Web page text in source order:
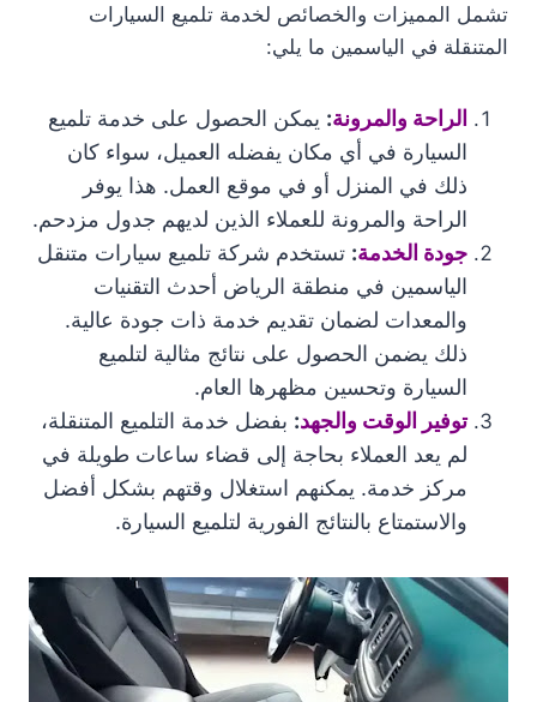
تشمل المميزات والخصائص لخدمة تلميع السيارات
المتنقلة في الياسمين ما يلي:
الراحة والمرونة: يمكن الحصول على خدمة تلميع
السيارة في أي مكان يفضله العميل، سواء كان
ذلك في المنزل أو في موقع العمل. هذا يوفر
الراحة والمرونة للعملاء الذين لديهم جدول مزدحم.
جودة الخدمة: تستخدم شركة تلميع سيارات متنقل
الياسمين في منطقة الرياض أحدث التقنيات
والمعدات لضمان تقديم خدمة ذات جودة عالية.
ذلك يضمن الحصول على نتائج مثالية لتلميع
السيارة وتحسين مظهرها العام.
توفير الوقت والجهد: بفضل خدمة التلميع المتنقلة،
لم يعد العملاء بحاجة إلى قضاء ساعات طويلة في
مركز خدمة. يمكنهم استغلال وقتهم بشكل أفضل
والاستمتاع بالنتائج الفورية لتلميع السيارة.